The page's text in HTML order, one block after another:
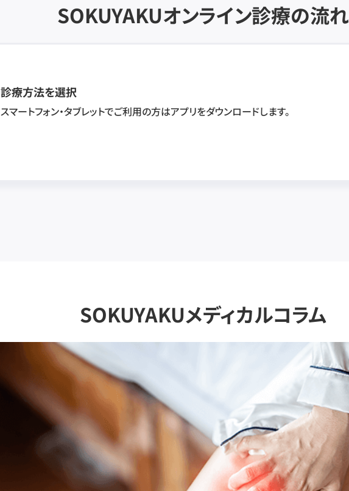
SOKUYAKUオンライン診療の流れ
診療方法を選択
スマートフォン・タブレットでご利用の方はアプリをダウンロードします。
SOKUYAKUメディカルコラム